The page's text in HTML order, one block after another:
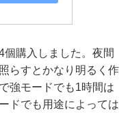
購入しました。夜間
らすとかなり明るく作
強モードでも1時間は
ドでも用途によっては